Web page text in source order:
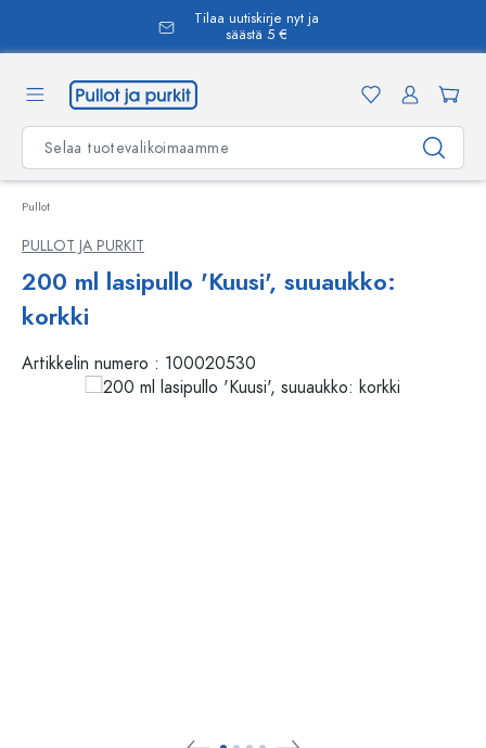
Tilaa uutiskirje nyt ja
säästä 5 €
Pullot
PULLOT JA PURKIT
200 ml lasipullo 'Kuusi', suuaukko:
korkki
Artikkelin numero : 100020530